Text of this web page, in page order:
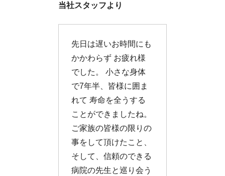
当社スタッフより
先日は遅いお時間にも
かかわらず お疲れ様
でした。 小さな身体
で7年半、皆様に囲ま
れて 寿命を全うする
ことができましたね。
ご家族の皆様の限りの
事をして頂けたこと、
そして、信頼のできる
病院の先生と巡り会う